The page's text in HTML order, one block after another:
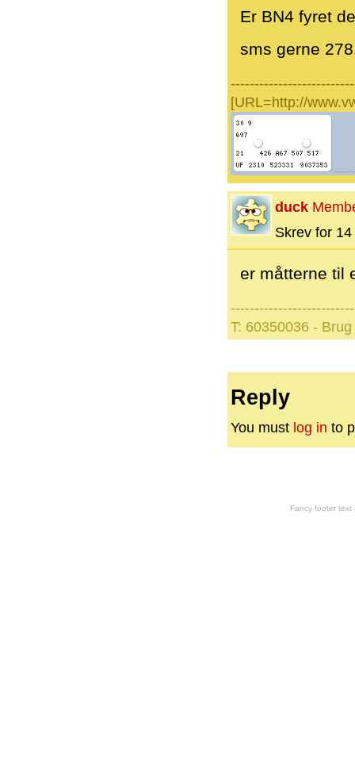
Er BN4 fyret
sms gerne
[URL=http://
duck
Skrev for
er måtterne til
T: 60350036 -
Reply
You must log in to
Fancy footer